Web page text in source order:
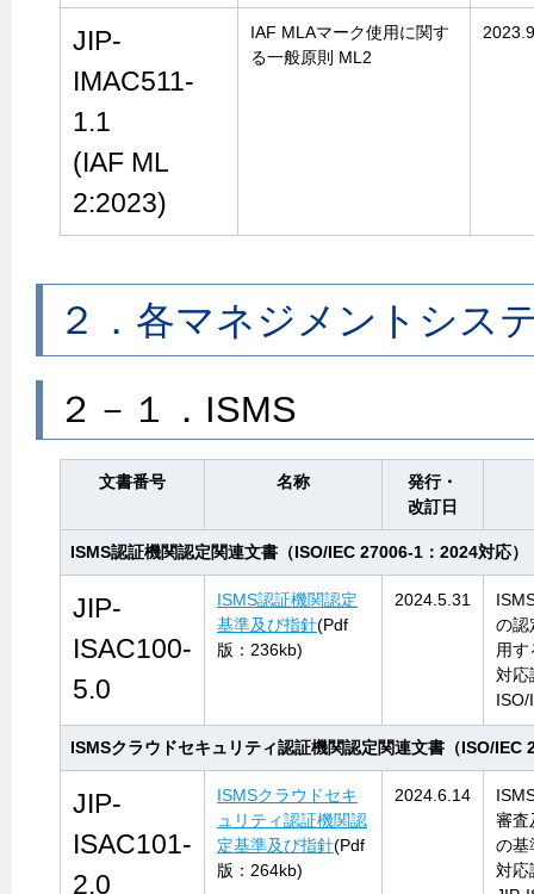
JIP-
IMAC511-
1.1
(IAF ML
2:2023)
IAF MLAマーク使用に関す
る一般原則 ML2
２．各マネジメントシス
２－１．ISMS
文書番号 名称
発行・
改訂日
ISMS認証機関認定関連文書（ISO/IEC 27006-1：2024対応）
JIP-
ISAC100-
5.0
ISMS認証機関認定
基準及び指針(Pdf
版：236kb)
2024.5.31
の認
用
対応
ISMSクラウドセキュリティ認証機関認定関連文書（ISO/IEC
JIP-
ISAC101-
2.0
ISMSクラウドセキ
ュリティ認証機関認
定基準及び指針(Pdf
版：264kb)
2024.6.14
審査
の基
対応